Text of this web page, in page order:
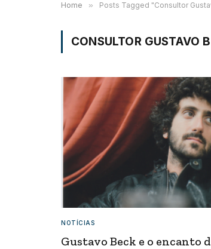
Home » Posts Tagged "Consultor
CONSULTOR GUSTAVO
NOTÍCIAS
Gustavo Beck e o encanto